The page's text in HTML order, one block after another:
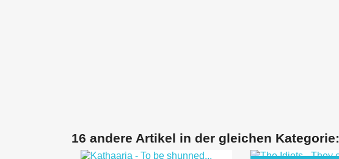
16 andere Artikel in der gleichen Kategorie: